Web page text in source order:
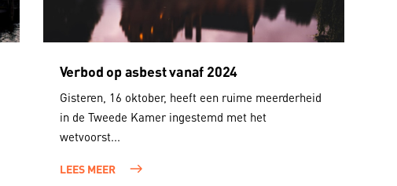
Verbod op asbest vanaf 2024
Gisteren, 16 oktober, heeft een ruime meerderheid
in de Tweede Kamer ingestemd met het
wetvoorst...
LEES MEER